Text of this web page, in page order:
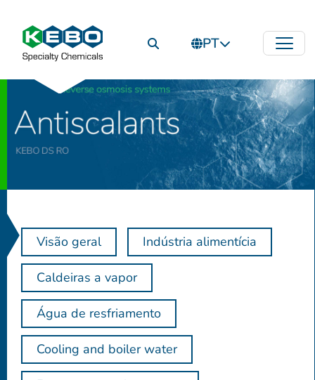
PT
Visão geral Indústria alimentícia
Caldeiras a vapor
Água de resfriamento
Cooling and boiler water